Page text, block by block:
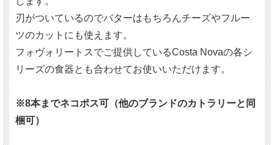
刃がついているのでバターはもちろんチーズやフルー
ツのカットにも使えます。
フォヴォリートスでご提供しているCosta Novaの各シ
リーズの食器とも合わせてお使いいただけます。
※8本までネコポス可（他のブランドのカトラリーと同
梱可）